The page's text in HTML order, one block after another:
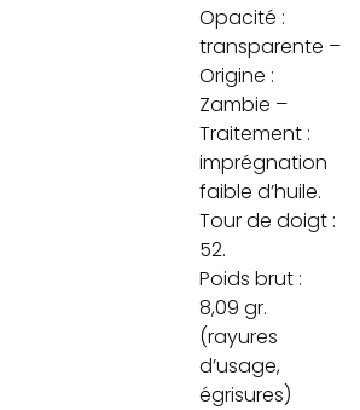
Opacité :
transparente –
Origine :
Zambie –
Traitement :
imprégnation
faible d’huile.
Tour de doigt :
52.
Poids brut :
8,09 gr.
(rayures
d’usage,
égrisures)